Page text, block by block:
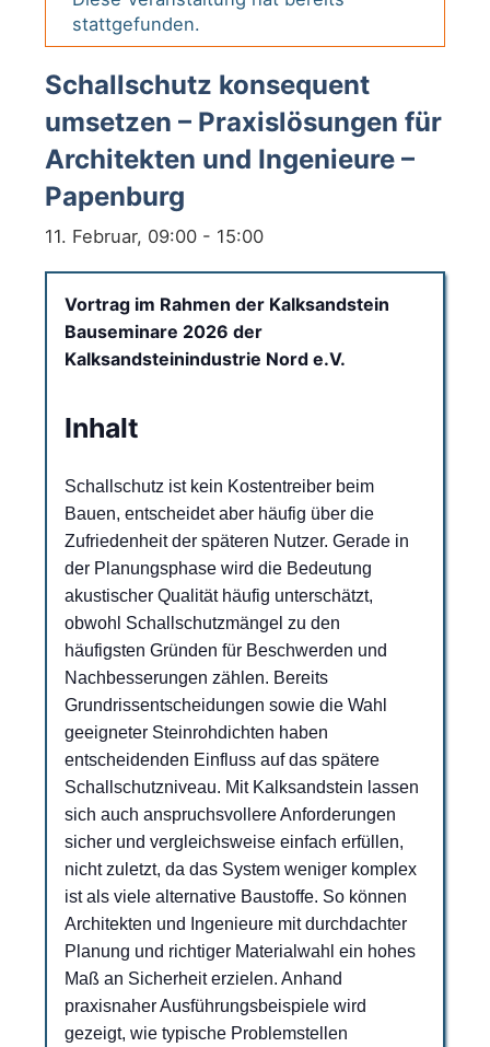
stattgefunden.
Schallschutz konsequent
umsetzen – Praxislösungen für
Architekten und Ingenieure –
Papenburg
11. Februar, 09:00- 15:00
Vortrag im Rahmen der Kalksandstein
Bauseminare 2026 der
Kalksandsteinindustrie Nord e.V.
Inhalt
Schallschutz ist kein Kostentreiber beim
Bauen, entscheidet aber häufig über die
Zufriedenheit der späteren Nutzer. Gerade in
der Planungsphase wird die Bedeutung
akustischer Qualität häufig unterschätzt,
obwohl Schallschutzmängel zu den
häufigsten Gründen für Beschwerden und
Nachbesserungen zählen. Bereits
Grundrissentscheidungen sowie die Wahl
geeigneter Steinrohdichten haben
entscheidenden Einfluss auf das spätere
Schallschutzniveau. Mit Kalksandstein lassen
sich auch anspruchsvollere Anforderungen
sicher und vergleichsweise einfach erfüllen,
nicht zuletzt, da das System weniger komplex
ist als viele alternative Baustoffe. So können
Architekten und Ingenieure mit durchdachter
Planung und richtiger Materialwahl ein hohes
Maß an Sicherheit erzielen. Anhand
praxisnaher Ausführungsbeispiele wird
gezeigt, wie typische Problemstellen